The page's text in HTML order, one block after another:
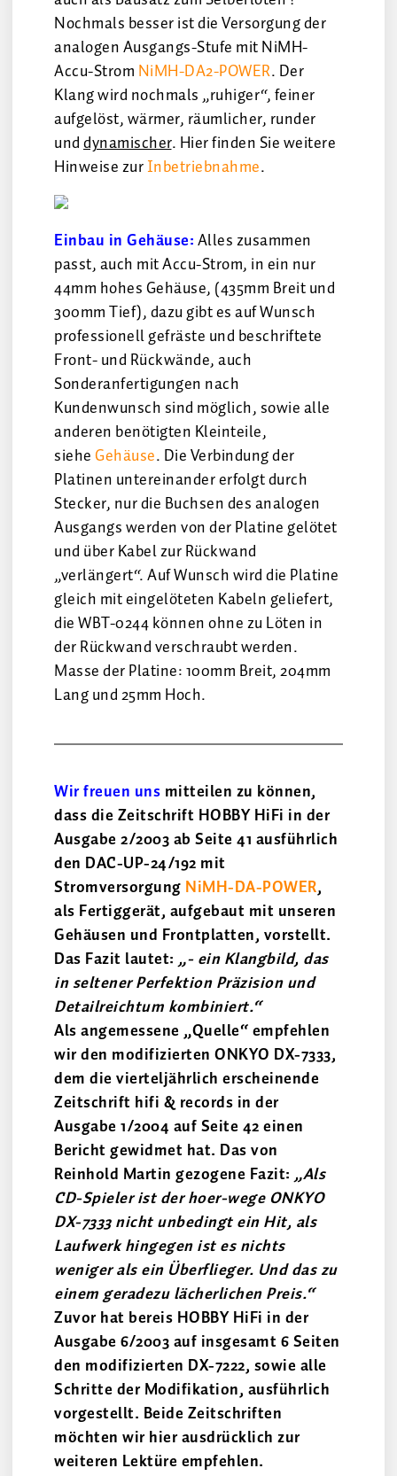
Nochmals besser ist die Versorgung der
analogen Ausgangs-Stufe mit NiMH-
Accu-Strom NiMH-DA2-POWER. Der
Klang wird nochmals „ruhiger“, feiner
aufgelöst, wärmer, räumlicher, runder
unddynamischer. Hier finden Sie weitere
Hinweise zurInbetriebnahme.
Einbau in Gehäuse:Alles zusammen
passt, auch mit Accu-Strom, in ein nur
44mm hohes Gehäuse, (435mm Breit und
300mm Tief), dazu gibt es auf Wunsch
professionell gefräste und beschriftete
Front- und Rückwände, auch
Sonderanfertigungen nach
Kundenwunsch sind möglich, sowie alle
anderen benötigten Kleinteile,
sieheGehäuse. Die Verbindung der
Platinen untereinander erfolgt durch
Stecker, nur die Buchsen des analogen
Ausgangs werden von der Platine gelötet
und über Kabel zur Rückwand
„verlängert“. Auf Wunsch wird die Platine
gleich mit eingelöteten Kabeln geliefert,
die WBT-0244 können ohne zu Löten in
der Rückwand verschraubt werden.
Masse der Platine: 100mm Breit, 204mm
Lang und 25mm Hoch.
Wir freuen uns mitteilen zu können,
dass die Zeitschrift HOBBY HiFi in der
Ausgabe 2/2003 ab Seite 41 ausführlich
den DAC-UP-24/192 mit
Stromversorgung NiMH-DA-POWER,
als Fertiggerät, aufgebaut mit unseren
Gehäusen und Frontplatten, vorstellt.
Das Fazit lautet:„- ein Klangbild, das
in seltener Perfektion Präzision und
Detailreichtum kombiniert.“
Als angemessene „Quelle“ empfehlen
wir den modifizierten ONKYO DX-7333,
dem die vierteljährlich erscheinende
Zeitschrift hifi & records in der
Ausgabe 1/2004 auf Seite 42 einen
Bericht gewidmet hat. Das von
Reinhold Martin gezogene Fazit:„Als
CD-Spieler ist der hoer-wege ONKYO
DX-7333 nicht unbedingt ein Hit, als
Laufwerk hingegen ist es nichts
weniger als ein Überflieger. Und das zu
einem geradezu lächerlichen Preis.“
Zuvor hat bereis HOBBY HiFi in der
Ausgabe 6/2003 auf insgesamt 6 Seiten
den modifizierten DX-7222, sowie alle
Schritte der Modifikation, ausführlich
vorgestellt. Beide Zeitschriften
möchten wir hier ausdrücklich zur
weiteren Lektüre empfehlen.